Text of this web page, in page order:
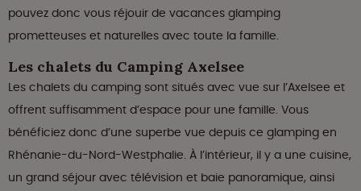
pouvez donc vous réjouir de vacances glamping
prometteuses et naturelles avec toute la famille.
Les chalets du Camping Axelsee
Les chalets du camping sont situés avec vue sur l’Axelsee et
offrent suffisamment d’espace pour une famille. Vous
bénéficiez donc d’une superbe vue depuis ce glamping en
Rhénanie-du-Nord-Westphalie. À l’intérieur, il y a une cuisine,
un grand séjour avec télévision et baie panoramique, ainsi